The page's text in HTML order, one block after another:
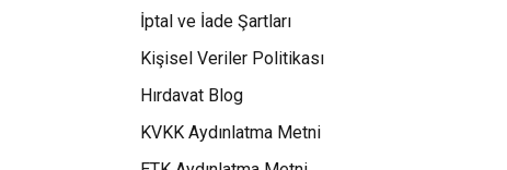
İptal ve İade Şartları
Kişisel Veriler Politikası
Hırdavat Blog
KVKK Aydınlatma Metni